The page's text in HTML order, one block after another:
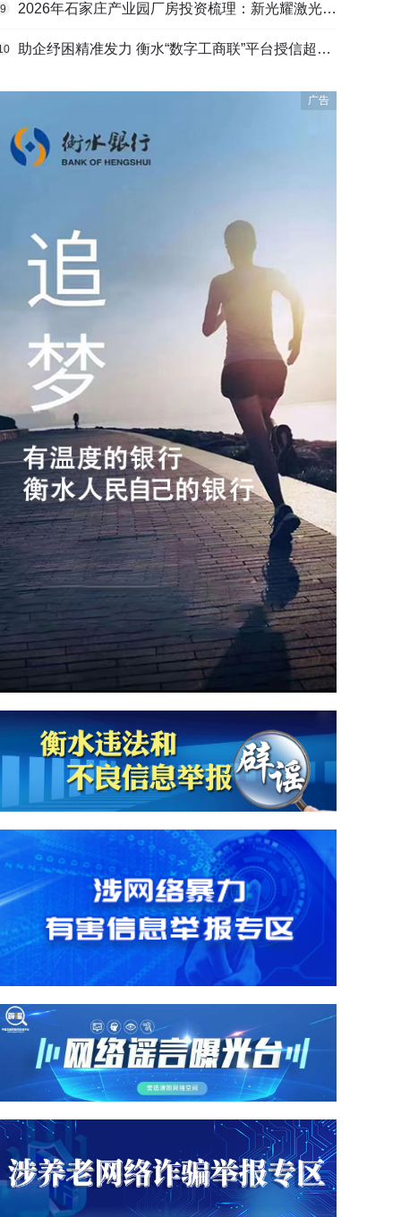
9 2026年石家庄产业园厂房投资梳理：新光耀激光科技谷等项目盘点
助企纾困精准发力 衡水“数字工商联”平台授信超165亿元
广告